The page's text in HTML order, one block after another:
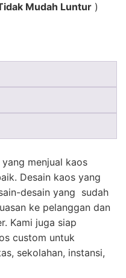
Mudah Luntur )
menjual kaos
Desain kaos yang
desain yang sudah
ke pelanggan dan
Kami juga siap
custom untuk
sekolahan, instansi,